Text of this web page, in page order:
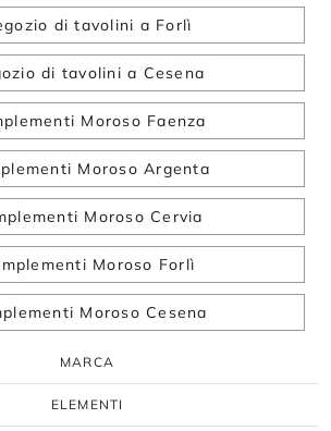
di tavolini a Forlì
di tavolini a Cesena
Moroso Faenza
Moroso Argenta
Moroso Cervia
Moroso Forlì
Moroso Cesena
MARCA
ELEMENTI